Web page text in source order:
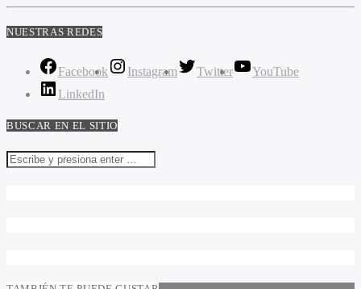
NUESTRAS REDES
Facebook Instagram Twitter
YouTube
LinkedIn
BUSCAR EN EL SITIO